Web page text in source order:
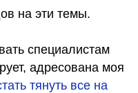
на эти темы.
специалистам
адресована моя
тянуть все на